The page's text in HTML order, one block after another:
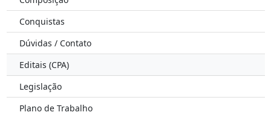
Conquistas
Dúvidas / Contato
Editais (CPA)
Legislação
Plano de Trabalho